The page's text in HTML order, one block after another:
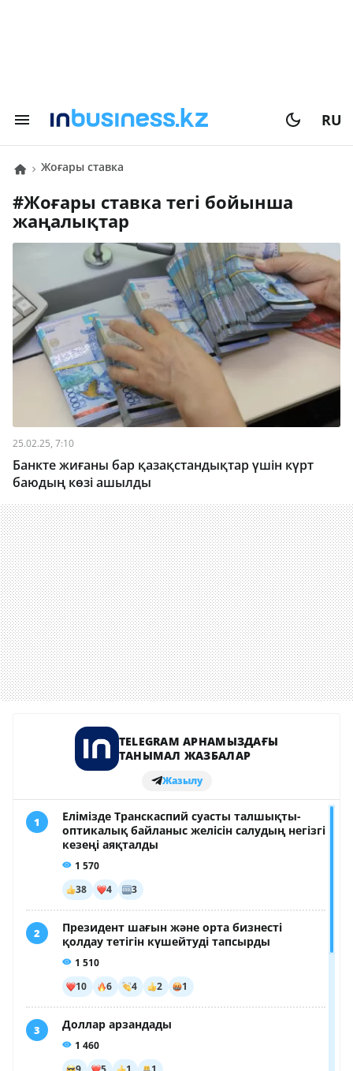
RU
жоғары ставка
# жоғары ставка тегі бойынша
жаңалықтар
25.02.25, 7:10
Банкте жиғаны бар қазақстандықтар үшін күрт
баюдың көзі ашылды